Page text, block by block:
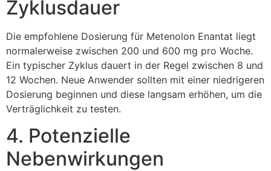
Zyklusdauer
Die empfohlene Dosierung für Metenolon Enantat liegt
normalerweise zwischen 200 und 600 mg pro Woche.
Ein typischer Zyklus dauert in der Regel zwischen 8 und
12 Wochen. Neue Anwender sollten mit einer niedrigeren
Dosierung beginnen und diese langsam erhöhen, um die
Verträglichkeit zu testen.
4. Potenzielle
Nebenwirkungen